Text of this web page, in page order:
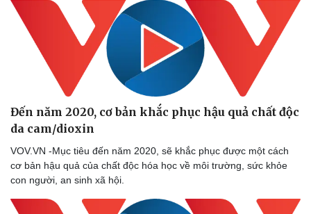
Đến năm 2020, cơ bản khắc phục hậu quả chất độc
da cam/dioxin
VOV.VN -Mục tiêu đến năm 2020, sẽ khắc phục được một cách
cơ bản hậu quả của chất độc hóa học về môi trường, sức khỏe
con người, an sinh xã hội.